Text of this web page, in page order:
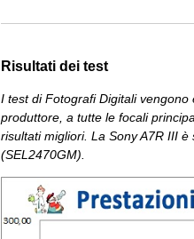
Risultati dei test
I test di Fotografi Digitali
produttore, a tutte le focali
risultati migliori. La Sony A7R III
(SEL2470GM).